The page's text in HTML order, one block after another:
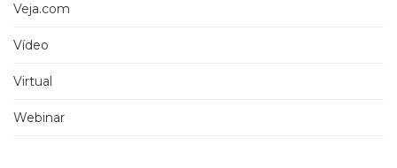
Veja.com
Vídeo
Virtual
Webinar